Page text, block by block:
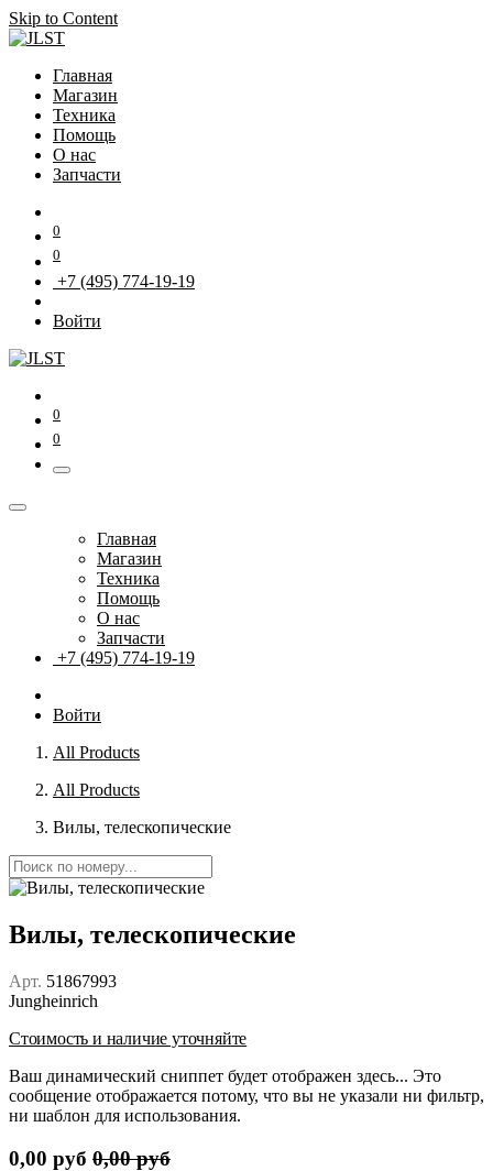
Skip to Content
Главная
Магазин
Техника
Помощь
О нас
Запчасти
0
0
+7 (495) 774-19-19
Войти
0
0
Главная
Магазин
Техника
Помощь
О нас
Запчасти
+7 (495) 774-19-19
Войти
All Products
All Products
Вилы, телескопические
Вилы, телескопические
Арт. 51867993
Jungheinrich
Стоимость и наличие уточняйте
Ваш динамический сниппет будет отображен здесь... Это
сообщение отображается потому, что вы не указали ни фильтр,
ни шаблон для использования.
0,00 руб 0,00руб